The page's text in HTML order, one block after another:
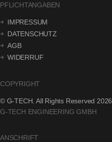
PFLICHTANGABEN
IMPRESSUM
DATENSCHUTZ
AGB
WIDERRUF
COPYRIGHT
© G-TECH. All Rights Reserved 2026
G-TECH ENGINEERING GMBH
ANSCHRIFT